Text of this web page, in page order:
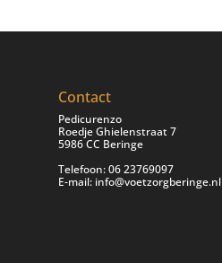
Contact
Pedicurenzo
Roedje Ghielenstraat 7
5986 CC Beringe
Telefoon: 06 23769097
E-mail: info@voetzorgberinge.nl